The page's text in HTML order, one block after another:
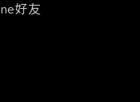
好友